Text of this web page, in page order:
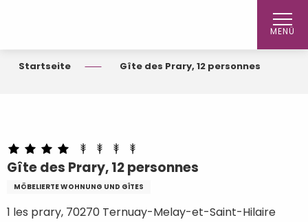
MENÜ
Startseite Gîte des Prary, 12 personnes
Gîte des Prary, 12 personnes
MÖBELIERTE WOHNUNG UND GÎTES
1 les prary, 70270 Ternuay-Melay-et-Saint-Hilaire